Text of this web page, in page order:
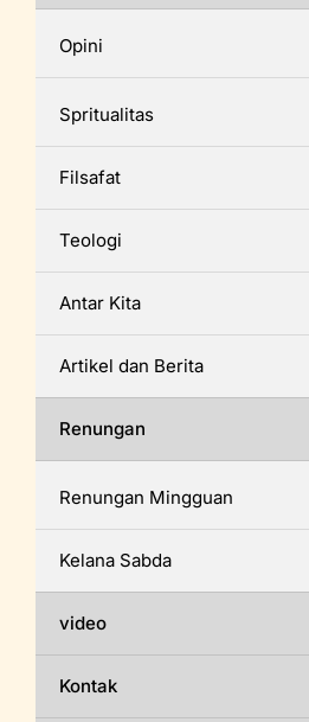
Opini
Spritualitas
Filsafat
Teologi
Antar Kita
Artikel dan Berita
Renungan
Renungan Mingguan
Kelana Sabda
video
Kontak